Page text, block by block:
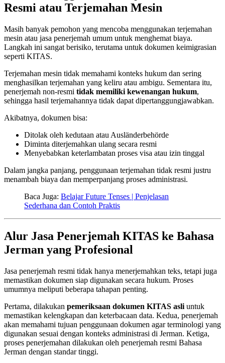
Resmi atau Terjemahan Mesin
Masih banyak pemohon yang mencoba menggunakan terjemahan
mesin atau jasa penerjemah umum untuk menghemat biaya.
Langkah ini sangat berisiko, terutama untuk dokumen keimigrasian
seperti KITAS.
Terjemahan mesin tidak memahami konteks hukum dan sering
menghasilkan terjemahan yang keliru atau ambigu. Sementara itu,
penerjemah non-resmi tidak memiliki kewenangan hukum,
sehingga hasil terjemahannya tidak dapat dipertanggungjawabkan.
Akibatnya, dokumen bisa:
Ditolak oleh kedutaan atau Ausländerbehörde
Diminta diterjemahkan ulang secara resmi
Menyebabkan keterlambatan proses visa atau izin tinggal
Dalam jangka panjang, penggunaan terjemahan tidak resmi justru
menambah biaya dan memperpanjang proses administrasi.
Baca Juga: Belajar Future Tenses | Penjelasan
Sederhana dan Contoh Praktis
Alur Jasa Penerjemah KITAS ke Bahasa
Jerman yang Profesional
Jasa penerjemah resmi tidak hanya menerjemahkan teks, tetapi juga
memastikan dokumen siap digunakan secara hukum. Proses
umumnya meliputi beberapa tahapan penting.
Pertama, dilakukan pemeriksaan dokumen KITAS asli untuk
memastikan kelengkapan dan keterbacaan data. Kedua, penerjemah
akan memahami tujuan penggunaan dokumen agar terminologi yang
digunakan sesuai dengan konteks administrasi di Jerman. Ketiga,
proses penerjemahan dilakukan oleh penerjemah resmi Bahasa
Jerman dengan standar tinggi.